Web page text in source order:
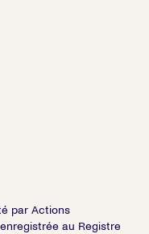
par Actions
au Registre